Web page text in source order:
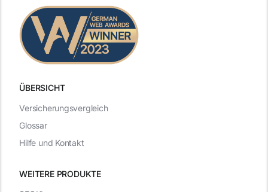
ÜBERSICHT
WEITERE PRODUKTE
Versicherungsvergleich
Glossar
Hilfe und Kontakt